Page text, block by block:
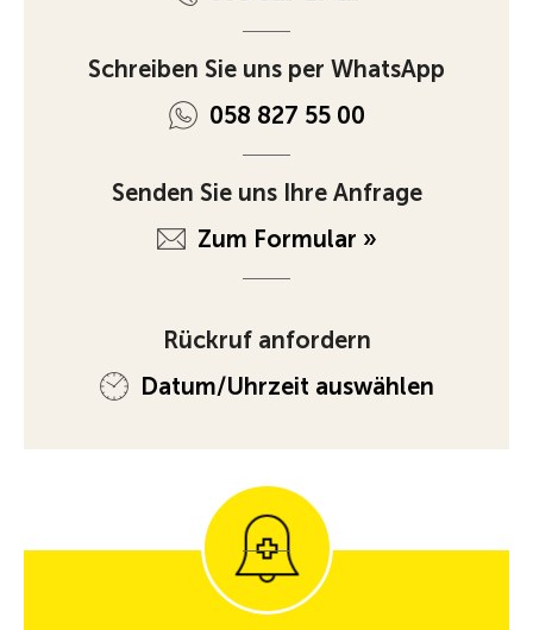
Schreiben Sie uns per WhatsApp
058 827 55 00
Senden Sie uns Ihre Anfrage
Zum Formular »
Rückruf anfordern
Datum/Uhrzeit auswählen